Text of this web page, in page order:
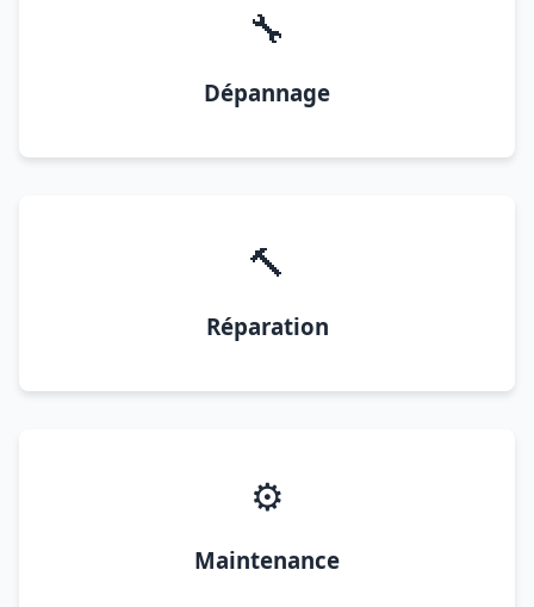
🔧
Dépannage
🔨
Réparation
⚙️
Maintenance